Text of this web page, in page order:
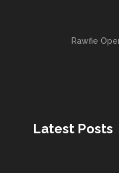
Rawfie
Latest Posts